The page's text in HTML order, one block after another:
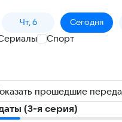
Чт, 6 Сегодня
Спорт
прошедшие
(3-я серия)